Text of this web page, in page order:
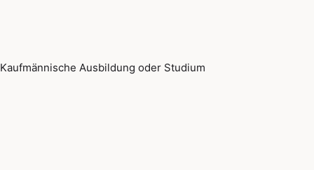
Kaufmännische Ausbildung oder Studium